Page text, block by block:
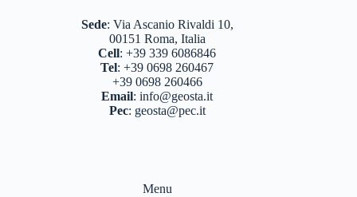
Sede: Via Ascanio Rivaldi 10,
00151 Roma, Italia
Cell:+39 339 6086846
Tel:+39 0698 260467
+39 0698 260466
Email:info@geosta.it
Pec: geosta@pec.it
Menu